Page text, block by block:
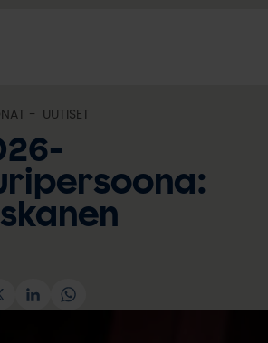
UUTISET
LinkedInWhatsApp